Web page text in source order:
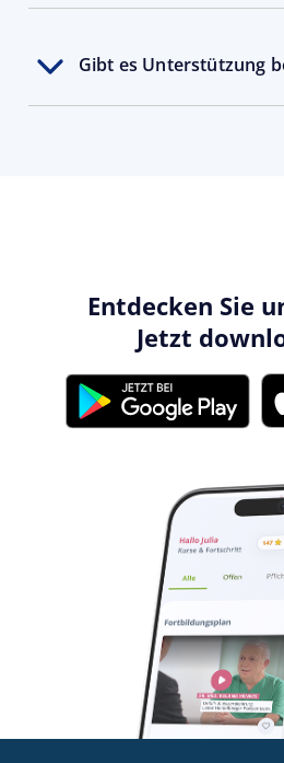
Gibt es Unterstützung
Entdecken Sie
Jetzt